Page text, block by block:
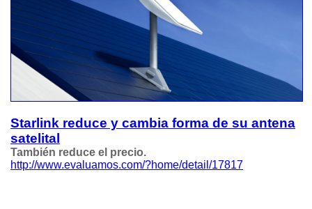
Starlink reduce y cambia forma de su antena
satelital
También reduce el precio.
http://www.evaluamos.com/?home/detail/17817